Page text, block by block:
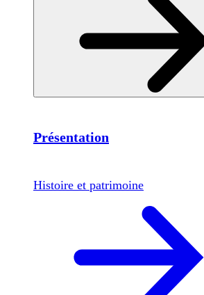
Présentation
Histoire et patrimoine